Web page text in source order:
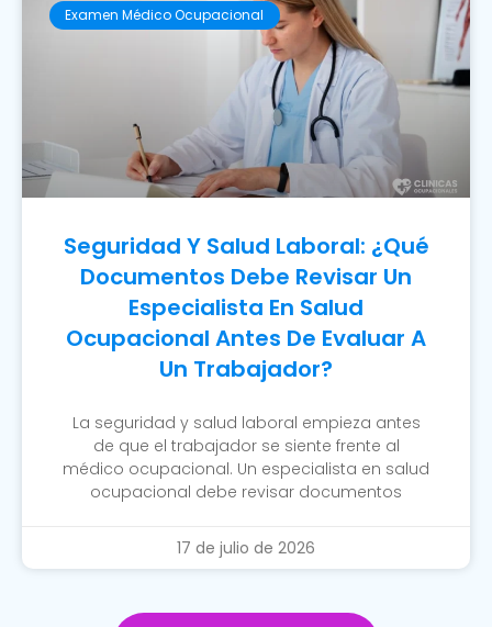
Examen Médico Ocupacional
Seguridad Y Salud Laboral: ¿Qué
Documentos Debe Revisar Un
Especialista En Salud
Ocupacional Antes De Evaluar A
Un Trabajador?
La seguridad y salud laboral empieza antes
de que el trabajador se siente frente al
médico ocupacional. Un especialista en salud
ocupacional debe revisar documentos
17 de julio de 2026